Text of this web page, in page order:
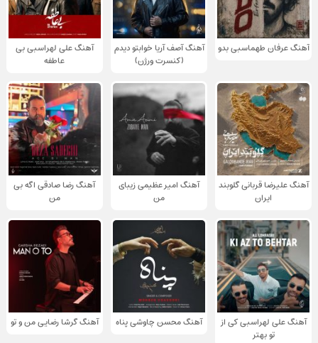
آهنگ عرفان طهماسبی بدو
آهنگ آصف آریا خوابتو دیدم
(کنسرت ورژن)
آهنگ علی لهراسبی بی
عاطفه
آهنگ علیرضا قربانی گلوبند
ایران
آهنگ امیر عظیمی زیبای
من
آهنگ رضا صادقی اگه بی
من
آهنگ علی لهراسبی کی از
تو ‌بهتر
آهنگ محسن چاوشی پناه آهنگ گرشا رضایی من و تو